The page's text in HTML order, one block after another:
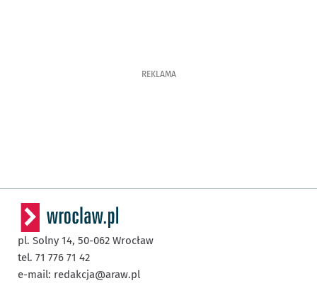
REKLAMA
pl. Solny 14, 50-062 Wrocław
tel. 71 776 71 42
e-mail: redakcja@araw.pl